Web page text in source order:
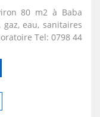
m2 à Baba
eau, sanitaires
Tel: 0798 44